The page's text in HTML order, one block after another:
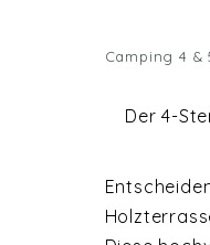
Camping 4 &
Der 4-